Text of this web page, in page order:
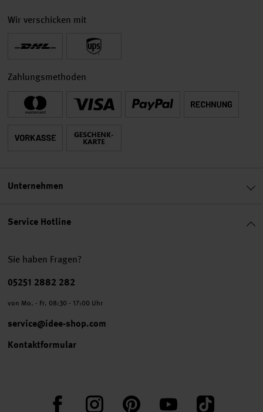
Service Hotline
Sie haben Fragen?
Telefonnummer
05251 2882 282
von Mo. - Fr. 08:30 - 17:00 Uhr
service@idee-shop.com
Kontaktformular
FacebookInstagram PinterestYouTube TikTok
Wir verschicken mit
Zahlungsmethoden
Unternehmen